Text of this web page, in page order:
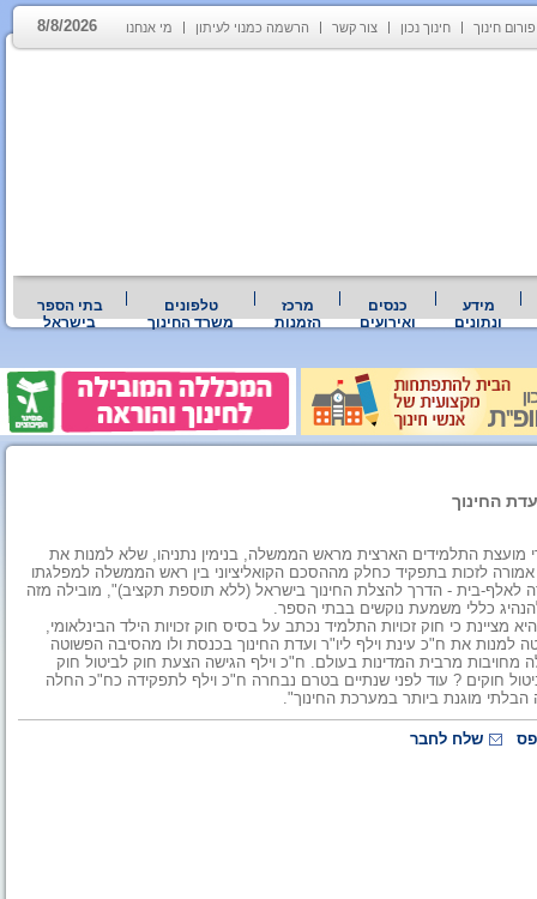
פורום חינוך חינוך נכון צור קשר הרשמה כמנוי לעיתון מי אנחנו 8/8/2026
מידע
ונתונים
כנסים
ואירועים
מרכז
הזמנות
טלפונים
משרד החינוך
בתי הספר
בישראל
החינוך
מועצת התלמידים הארצית מראש הממשלה, בנימין נתניהו, שלא למנות את
לזכות בתפקיד כחלק מההסכם הקואליציוני בין ראש הממשלה למפלגתו
בית - הדרך להצלת החינוך בישראל (ללא תוספת תקציב)", מובילה מזה
כללי משמעת נוקשים בבתי הספר.
כי חוק זכויות התלמיד נכתב על בסיס חוק זכויות הילד הבינלאומי,
למנות את ח"כ עינת וילף ליו"ר ועדת החינוך בכנסת ולו מהסיבה הפשוטה
מרבית המדינות בעולם. ח"כ וילף הגישה הצעת חוק לביטול חוק
חוקים ? עוד לפני שנתיים בטרם נבחרה ח"כ וילף לתפקידה כח"כ החלה
הבלתי מוגנת ביותר במערכת החינוך".
שלח לחבר